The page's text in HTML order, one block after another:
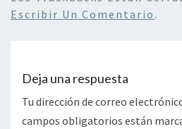
Escribir Un Comentario .
Deja una respuesta
Tu dirección de correo
campos obligatorios están